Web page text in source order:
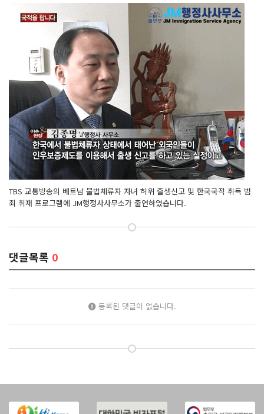
TBS 교통방송의 베트남 불법체류자 자녀 허위 출생신고 및 한국국적 취득 범
죄 취재 프로그램에 JM행정사사무소가 출연하였습니다.
댓글목록 0
등록된 댓글이 없습니다.